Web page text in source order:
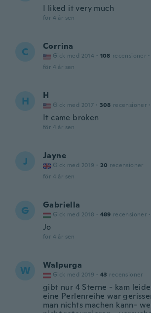
I liked it very much
för 4 år sen
C Corrina
Gick med 2014 · 108 recensioner ·
för 4 år sen
H H
Gick med 2017 · 308 recensioner ·
It came broken
för 4 år sen
J Jayne
Gick med 2019 · 20 recensioner
för 4 år sen
G Gabriella
Gick med 2018 · 489 recensioner ·
Jo
för 4 år sen
W Walpurga
Gick med 2019 · 43 recensioner
gibt nur 4 Sterne - kam
eine Perlenreihe war
man nichts machen kann-